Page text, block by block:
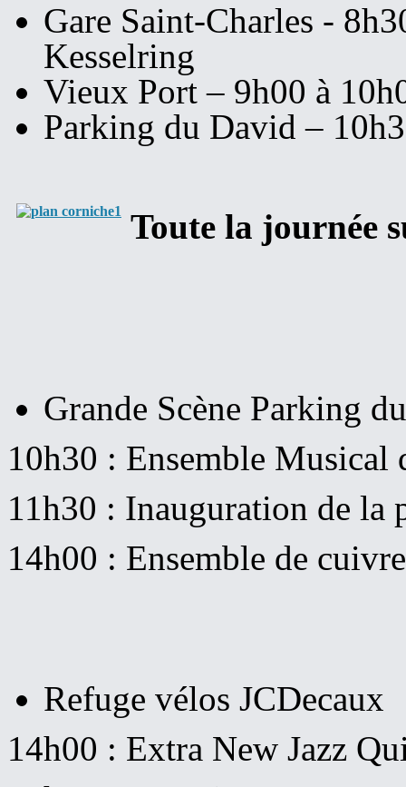
Gare Saint-Charles -
Kesselring
Vieux Port – 9h00 à
Parking du David –
Toute la journée
Grande Scène Parking
10h30 : Ensemble Musical
11h30 : Inauguration de la
14h00 : Ensemble de
Refuge vélos JCDecaux
14h00 : Extra New Jazz